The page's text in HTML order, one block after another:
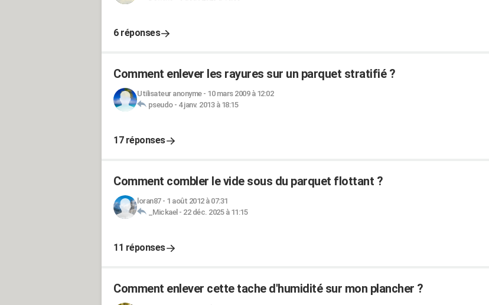
6 réponses
Comment enlever les rayures sur un parquet stratifié ?
Utilisateur anonyme- 10 mars 2009 à 12:02
pseudo- 4 janv. 2013 à 18:15
17 réponses
Comment combler le vide sous du parquet flottant ?
loran87- 1 août 2012 à 07:31
_Mickael - 22 déc. 2025 à 11:15
11 réponses
Comment enlever cette tache d'humidité sur mon plancher ?